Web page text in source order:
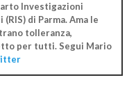
Investigazioni
di Parma. Ama le
tolleranza,
per tutti. Segui Mario